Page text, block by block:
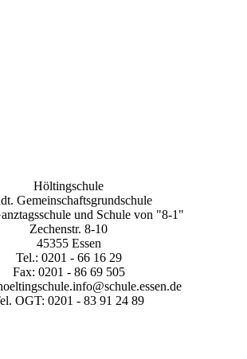
Höltingschule
Gemeinschaftsgrundschule
und Schule von "8-1"
Zechenstr. 8-10
45355 Essen
Tel.: 0201 - 66 16 29
Fax: 0201 - 86 69 505
OGT: 0201 - 83 91 24 89